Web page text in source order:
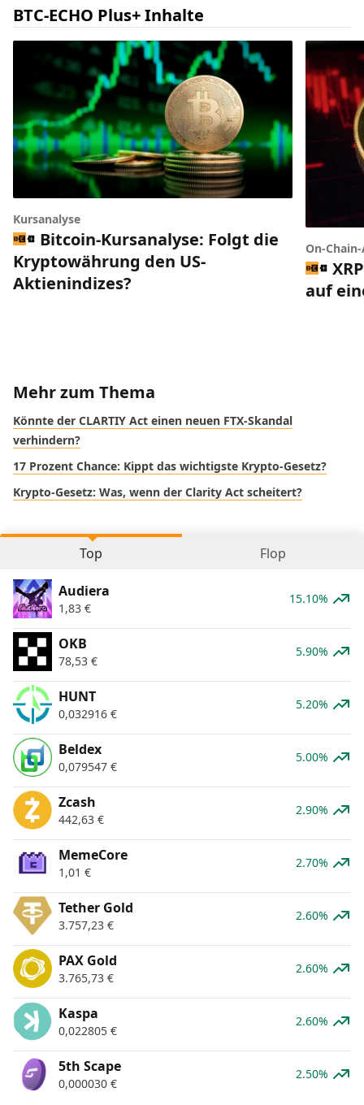
BTC-ECHO Plus+ Inhalte
Kursanalyse
Bitcoin-Kursanalyse: Folgt die
Kryptowährung den US-
Aktienindizes?
On-
auf
Mehr zum Thema
Könnte der CLARTIY Act einen neuen FTX-Skandal
verhindern?
17 Prozent Chance: Kippt das wichtigste Krypto-Gesetz?
Krypto-Gesetz: Was, wenn der Clarity Act scheitert?
Top Flop
Audiera
1,83 €
15.10%
OKB
78,53 €
5.90%
HUNT
0,032916 €
5.20%
Beldex
0,079547 €
5.00%
Zcash
442,63 €
2.90%
MemeCore
1,01 €
2.70%
Tether Gold
3.757,23 €
2.60%
PAX Gold
3.765,73 €
2.60%
Kaspa
0,022805 €
2.60%
5th Scape
0,000030 €
2.50%